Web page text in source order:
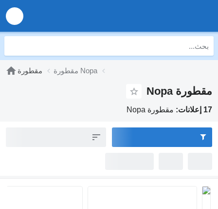
مقطورة مقطورة Nopa
مقطورة Nopa
17 إعلانات: مقطورة Nopa